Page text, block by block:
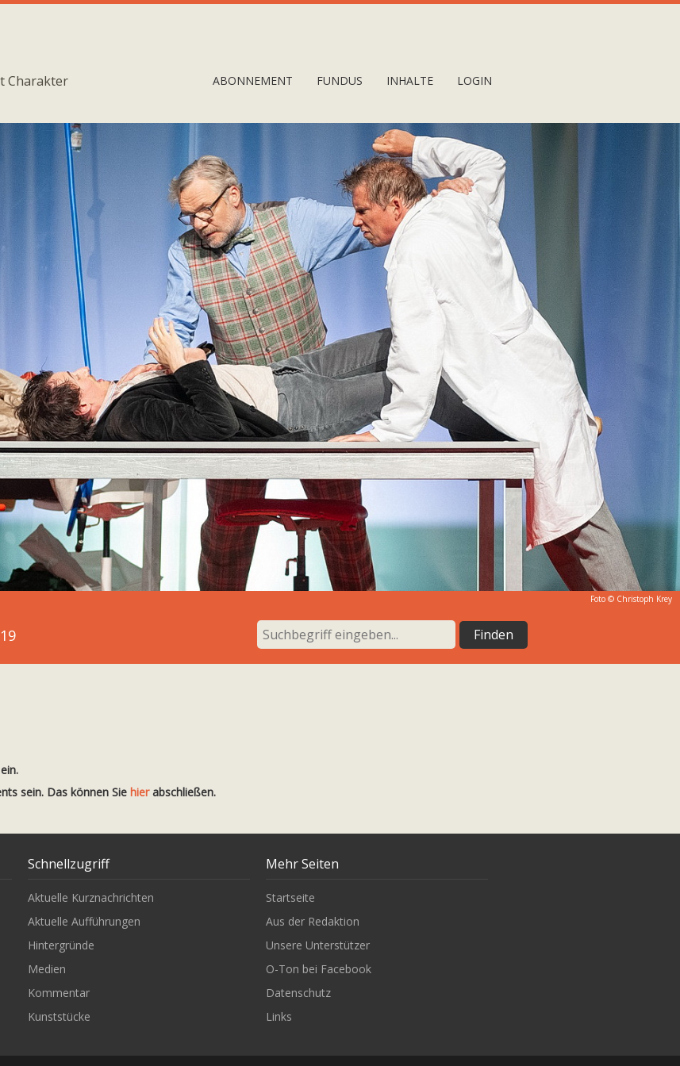
Charakter ABONNEMENT FUNDUS INHALTE LOGIN
Foto © Christoph Krey
sein. Das können Sie hierabschließen.
Schnellzugriff
Aktuelle Kurznachrichten
Aktuelle Aufführungen
Hintergründe
Medien
Kommentar
Kunststücke
Mehr Seiten
Startseite
Aus der Redaktion
Unsere Unterstützer
O-Ton bei Facebook
Datenschutz
Links